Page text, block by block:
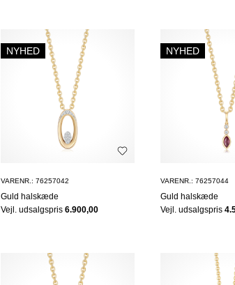
NYHED
VARENR.: 76257042
Guld halskæde
Vejl. udsalgspris 6.900,00
NYHED
VARENR.: 76257044
Guld halskæde
Vejl. udsalgspris